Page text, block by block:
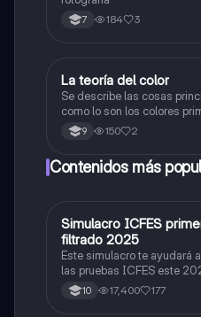
7 184 3
Artes
La teoría del color
Se describe las cosas
como lo son los colores
colores cálidos y fríos es
9 150 2
Contenidos más
ICFES: Matemáticas
Simulacro ICFES
filtrado 2025
Este simulacro te ayudará
las pruebas ICFES este
500/500. Y poder ser
quieras, estudiar la carrera
10 17,400 177